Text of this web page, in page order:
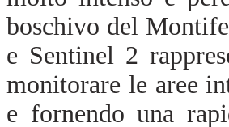
boschivo del
e Sentinel 2
monitorare le aree
e fornendo una